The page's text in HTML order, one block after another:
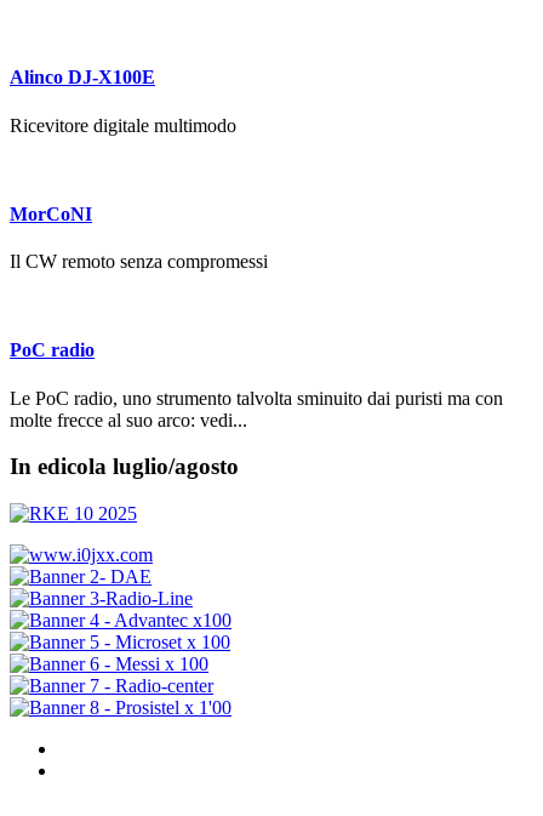
Alinco DJ-X100E
Ricevitore digitale multimodo
MorCoNI
Il CW remoto senza compromessi
PoC radio
Le PoC radio, uno strumento talvolta sminuito dai puristi ma con
molte frecce al suo arco: vedi...
In edicola luglio/agosto